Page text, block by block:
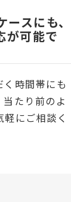
スにも、
が可能で
時間帯にも
たり前のよ
にご相談く